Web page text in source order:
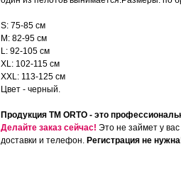
S: 75-85 см
M: 82-95 см
L: 92-105 см
XL: 102-115 cм
XXL: 113-125 cм
Цвет - черный.
Продукция ТМ ORTO - это
Делайте заказ сейчас! Это не займет у
доставки и телефон. Регистрация не нужна